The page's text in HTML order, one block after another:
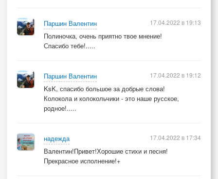
Паршин Валентин
Полиночка, очень приятно твое мнение!
Спасибо тебе!.....
17.04.2022 в 19:13
Паршин Валентин
KsK, спасибо большое за добрые слова!
Колокола и колокольчики - это наше русское,
родное!.....
17.04.2022 в 19:12
надежда
Валентин!Привет!Хорошие стихи и песня!
Прекрасное исполнение!+
17.04.2022 в 17:34